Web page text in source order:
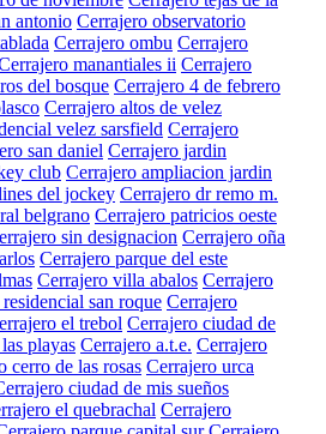
antonio Cerrajero observatorio
Cerrajero ombu Cerrajero
manantiales ii Cerrajero
del bosque Cerrajero 4 de febrero
Cerrajero altos de velez
velez sarsfield Cerrajero
san daniel Cerrajero jardin
club Cerrajero ampliacion jardin
del jockey Cerrajero dr remo m.
belgrano Cerrajero patricios oeste
sin designacion Cerrajero oña
Cerrajero parque del este
Cerrajero villa abalos Cerrajero
san roque Cerrajero
el trebol Cerrajero ciudad de
playas Cerrajero a.t.e. Cerrajero
cerro de las rosas Cerrajero urca
ciudad de mis sueños
el quebrachal Cerrajero